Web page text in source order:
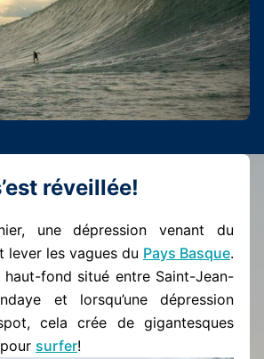
réveillée!
une dépression venant du
lever les vagues du Pays Basque.
haut-fond situé entre Saint-Jean-
et lorsqu’une dépression
cela crée de gigantesques
surfer!